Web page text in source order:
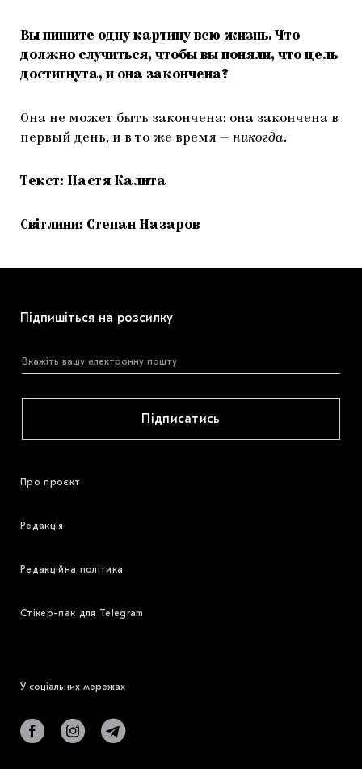
Вы пишите одну картину всю жизнь. Что
должно случиться, чтобы вы поняли, что цель
достигнута, и она закончена?
Она не может быть закончена: она закончена в
первый день, и в то же время — никогда.
Текст: Настя Калита
Світлини: Степан Назаров
Підпишіться на розсилку
Підписатись
Про проєкт
Редакція
Редакційна політика
Стікер-пак для Telegram
У соціальних мережах